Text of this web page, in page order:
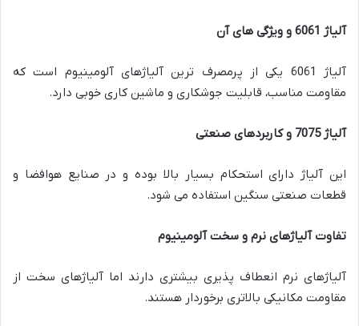
آلیاژ 6061 و ویژگی های آن
آلیاژ 6061 یکی از پرمصرف ترین آلیاژهای آلومینیوم است که
مقاومت مناسب، قابلیت جوشکاری و ماشین کاری خوبی دارد.
آلیاژ 7075 و کاربردهای صنعتی
این آلیاژ دارای استحکام بسیار بالا بوده و در صنایع هوافضا و
قطعات صنعتی سنگین استفاده می شود.
تفاوت آلیاژهای نرم و سخت آلومینیوم
آلیاژهای نرم انعطاف پذیری بیشتری دارند اما آلیاژهای سخت از
مقاومت مکانیکی بالاتری برخوردار هستند.